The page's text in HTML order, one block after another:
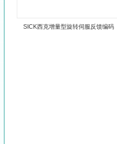
SICK西克增量型旋转伺服反馈编码